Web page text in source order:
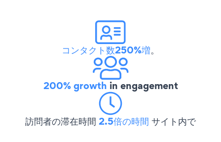
コンタクト数250%増。
200% growth in engagement
訪問者の滞在時間 2.5倍の時間 サイト内で